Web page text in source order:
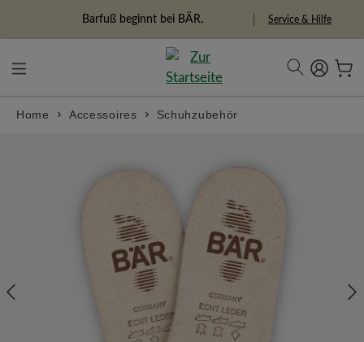
Barfuß beginnt bei BÄR. Service & Hilfe
Home Accessoires Schuhzubehör